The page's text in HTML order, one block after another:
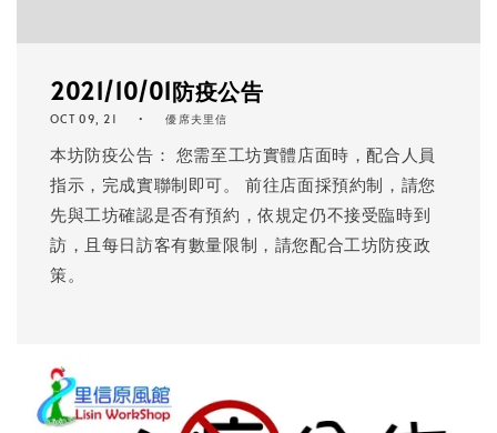
2021/10/01防疫公告
OCT 09, 21 優席夫里信
本坊防疫公告： 您需至工坊實體店面時，配合人員
指示，完成實聯制即可。 前往店面採預約制，請您
先與工坊確認是否有預約，依規定仍不接受臨時到
訪，且每日訪客有數量限制，請您配合工坊防疫政
策。